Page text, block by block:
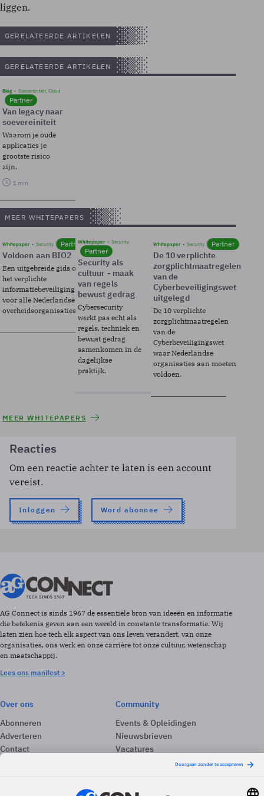
liggen.
GERELATEERDE ARTIKELEN
GERELATEERDE ARTIKELEN
Blog Soevereinteit, Cloud
Partner
Van legacy naar
soevereiniteit
Waarom je oude
applicaties je
grootste risico
zijn.
1 min
MEER WHITEPAPERS
Whitepaper Security Partner
Voldoen aan BIO2
Een uitgebreide gids over BIO2,
het verplichte
informatiebeveiligingsframework
voor alle Nederlandse
overheidsorganisaties.
Whitepaper Security
Partner
Security als
cultuur - maak
van regels
bewust gedrag
Cybersecurity
werkt pas echt als
regels, techniek en
bewust gedrag
samenkomen in de
dagelijkse
praktijk.
Whitepaper Security Partner
De 10 verplichte
zorgplichtmaatregelen
van de
Cyberbeveiligingswet
uitgelegd
De 10 verplichte
zorgplichtmaatregelen
van de
Cyberbeveiligingswet
waar Nederlandse
organisaties aan moeten
voldoen.
MEER WHITEPAPERS
Reacties
Om een reactie achter te laten is een account
vereist.
Inloggen Word abonnee
AG Connect is sinds 1967 de essentiële bron van ideeën en informatie
die betekenis geven aan een wereld in constante transformatie. Wij
laten zien hoe tech elk aspect van ons leven verandert, van onze
organisaties, ons werk en onze carrière tot onze cultuur, wetenschap
en maatschappij.
Lees ons manifest >
Over ons
Abonneren
Adverteren
Contact
Community
Events & Opleidingen
Nieuwsbrieven
Vacatures